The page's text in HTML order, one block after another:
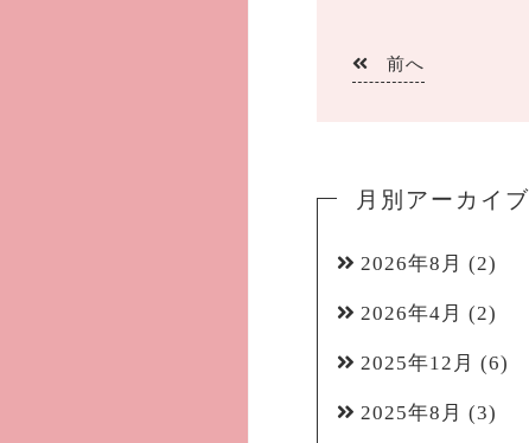
前へ
月別アーカイブ
2026年8月 (2)
2026年4月 (2)
2025年12月 (6)
2025年8月 (3)